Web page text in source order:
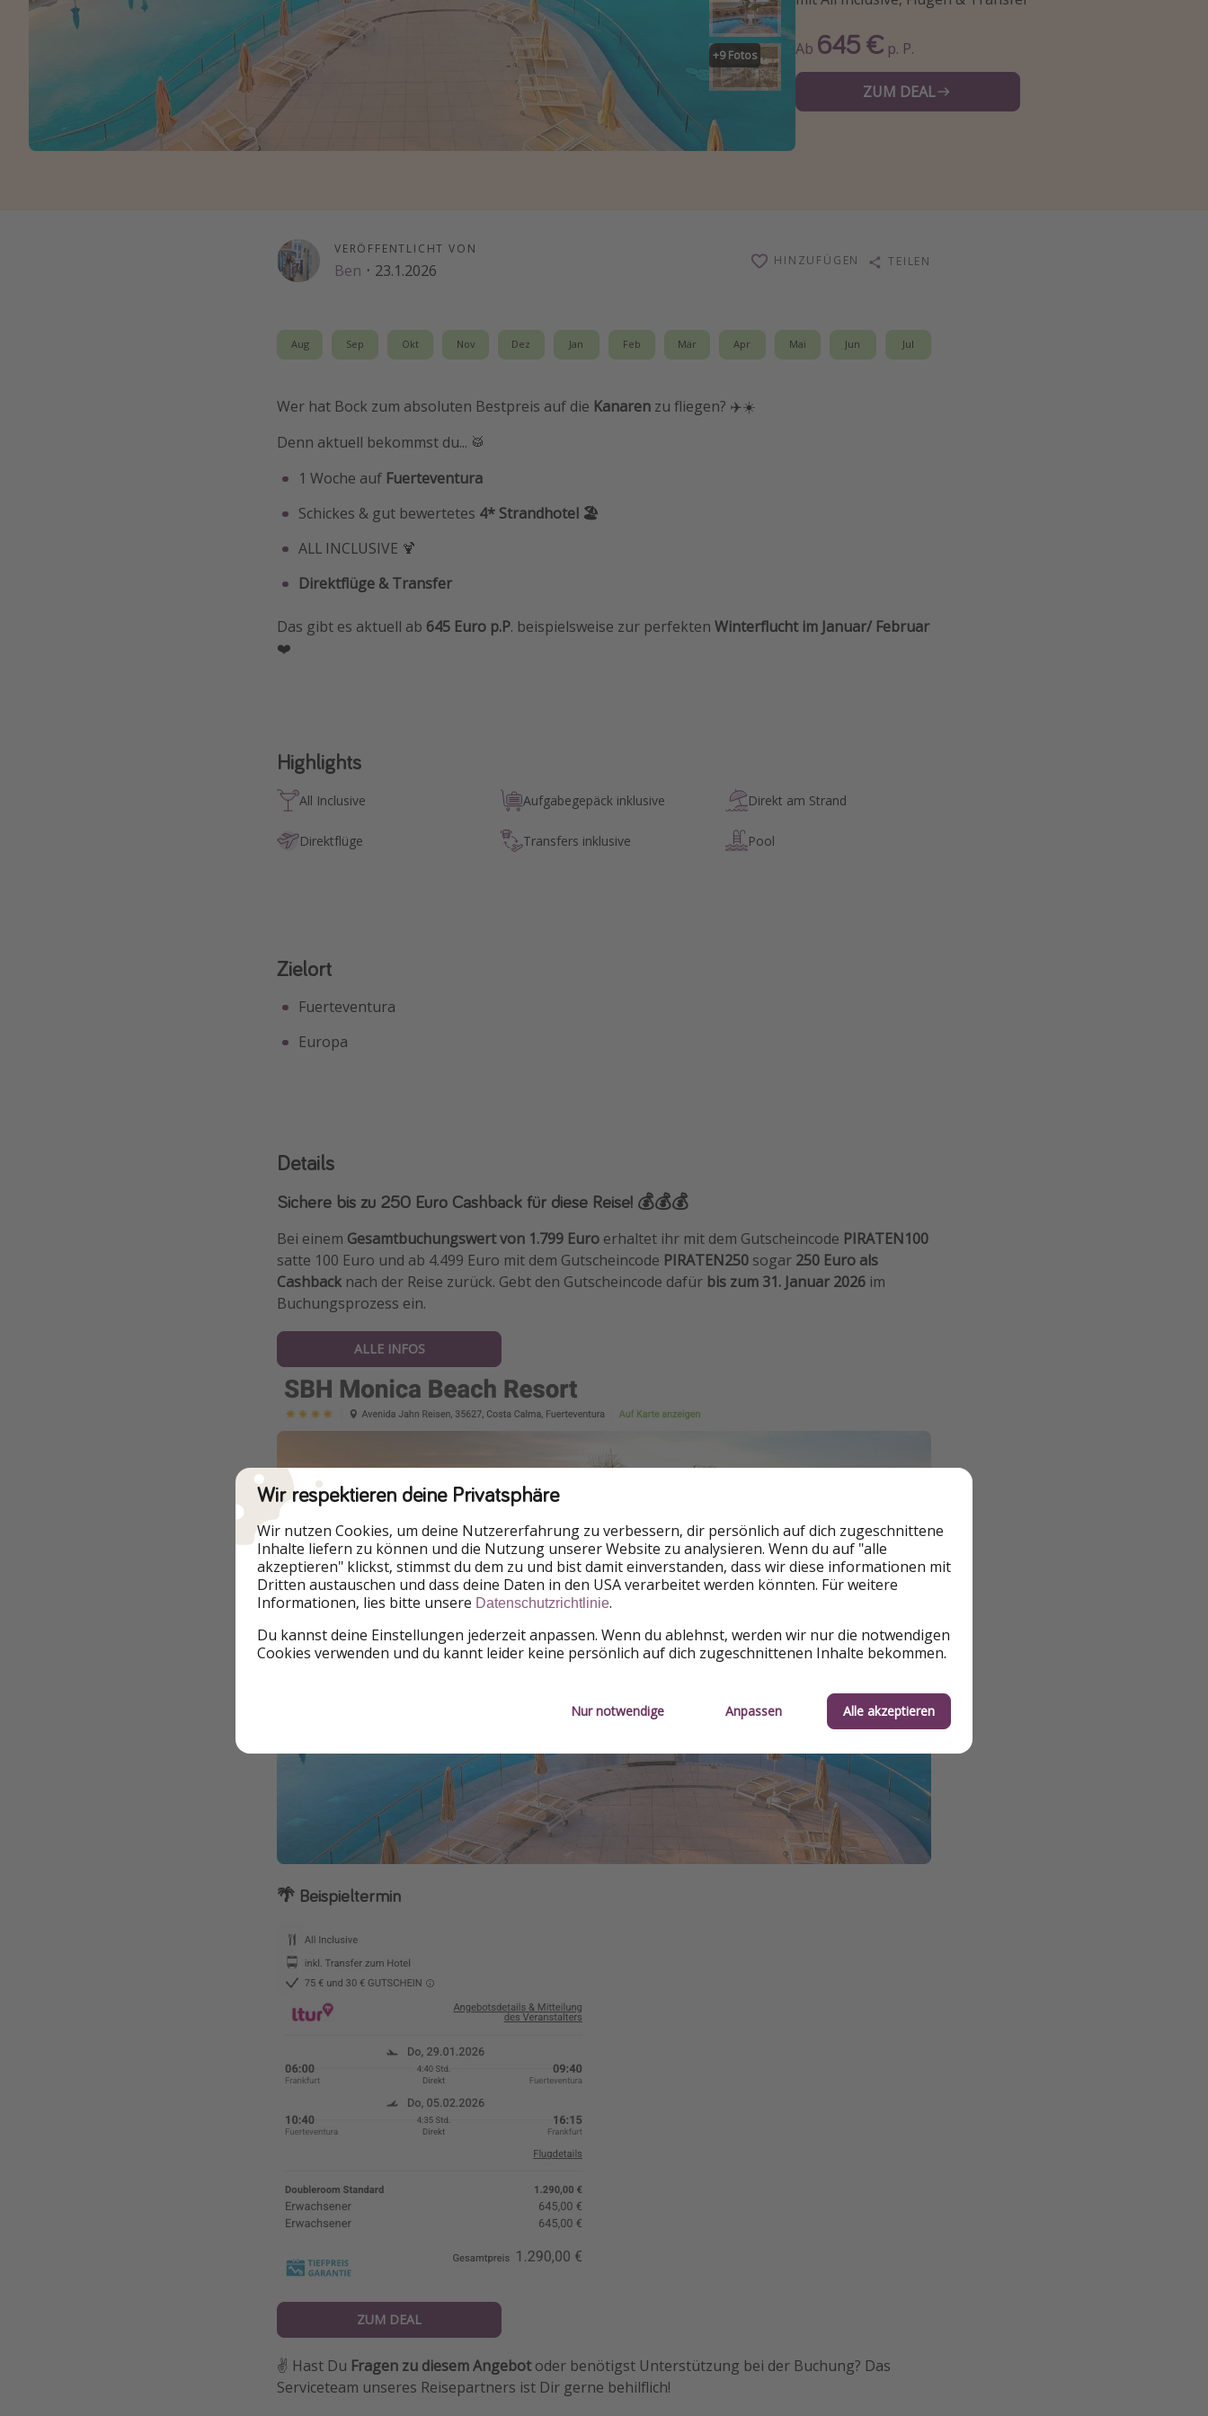
+9 Fotos Ab 645 € p. P.
ZUM DEAL
VERÖFFENTLICHT VON
Ben · 23.1.2026
HINZUFÜGEN TEILEN
Aug Sep Okt Nov Dez Jan Feb Mär Apr Mai Jun Jul
Wer hat Bock zum absoluten Bestpreis auf die Kanaren zu fliegen? ✈️☀️
Denn aktuell bekommst du... 🥁
1 Woche auf Fuerteventura
Schickes & gut bewertetes 4* Strandhotel 🏖️
ALL INCLUSIVE 🍹
Direktflüge & Transfer
Das gibt es aktuell ab 645 Euro p.P. beispielsweise zur perfekten Winterflucht im Januar/ Februar
❤️
Highlights
All Inclusive Aufgabegepäck inklusive Direkt am Strand
Direktflüge Transfers inklusive Pool
Zielort
Fuerteventura
Europa
Details
Sichere bis zu 250 Euro Cashback für diese Reise! 💰💰💰
Bei einem Gesamtbuchungswert von 1.799 Euro erhaltet ihr mit dem Gutscheincode PIRATEN100
satte 100 Euro und ab 4.499 Euro mit dem Gutscheincode PIRATEN250 sogar 250 Euro als
Cashback nach der Reise zurück. Gebt den Gutscheincode dafür bis zum 31. Januar 2026 im
Buchungsprozess ein.
ALLE INFOS
🌴 Beispieltermin
ZUM DEAL
✌️ Hast Du Fragen zu diesem Angebotoder benötigst Unterstützung bei der Buchung? Das
Serviceteam unseres Reisepartners ist Dir gerne behilflich!
Wir respektieren deine Privatsphäre
Wir nutzen Cookies, um deine Nutzererfahrung zu verbessern, dir persönlich auf dich zugeschnittene
Inhalte liefern zu können und die Nutzung unserer Website zu analysieren. Wenn du auf "alle
akzeptieren" klickst, stimmst du dem zu und bist damit einverstanden, dass wir diese informationen mit
Dritten austauschen und dass deine Daten in den USA verarbeitet werden könnten. Für weitere
Informationen, lies bitte unsere Datenschutzrichtlinie.
Du kannst deine Einstellungen jederzeit anpassen. Wenn du ablehnst, werden wir nur die notwendigen
Cookies verwenden und du kannt leider keine persönlich auf dich zugeschnittenen Inhalte bekommen.
Nur notwendige Anpassen Alle akzeptieren